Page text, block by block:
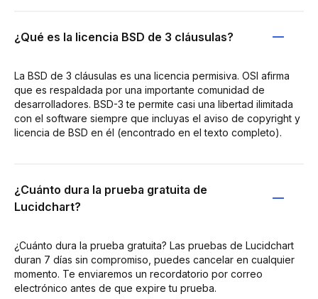
¿Qué es la licencia BSD de 3 cláusulas?
La BSD de 3 cláusulas es una licencia permisiva. OSI afirma
que es respaldada por una importante comunidad de
desarrolladores. BSD-3 te permite casi una libertad ilimitada
con el software siempre que incluyas el aviso de copyright y
licencia de BSD en él (encontrado en el texto completo).
¿Cuánto dura la prueba gratuita de
Lucidchart?
¿Cuánto dura la prueba gratuita? Las pruebas de Lucidchart
duran 7 días sin compromiso, puedes cancelar en cualquier
momento. Te enviaremos un recordatorio por correo
electrónico antes de que expire tu prueba.